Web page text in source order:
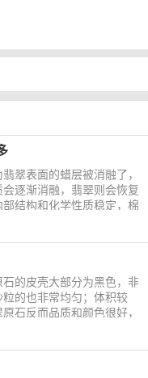
翠表面的蜡层被消融了，
逐渐消融，翡翠则会恢复
结构和化学性质稳定，棉
玉质不好。平时在佩戴翡
的皮壳大部分为黑色，非
的也非常均匀；体积较
石反而品质和颜色很好，
有胶质感，有的表面会有